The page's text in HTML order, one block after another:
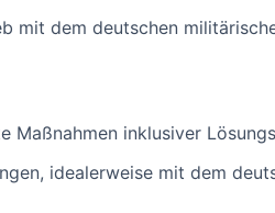
mit dem deutschen
Maßnahmen inklusiver
idealerweise mit dem